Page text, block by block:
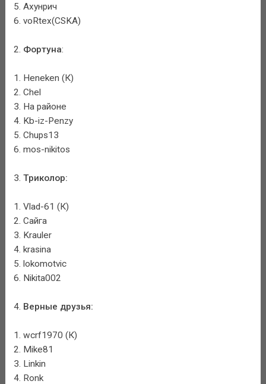
5. Ахунрич
6. voRtex(CSKA)
2. Фортуна:
1. Heneken (К)
2. Chel
3. На районе
4. Kb-iz-Penzy
5. Chups13
6. mos-nikitos
3. Триколор:
1. Vlad-61 (К)
2. Сайга
3. Krauler
4. krasina
5. lokomotvic
6. Nikita002
4. Верные друзья:
1. wcrf1970 (К)
2. Mike81
3. Linkin
4. Ronk